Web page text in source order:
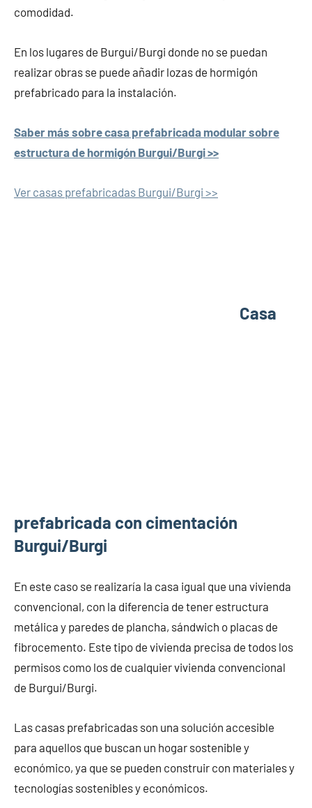
comodidad.
En los lugares de Burgui/Burgi donde no se puedan
realizar obras se puede añadir lozas de hormigón
prefabricado para la instalación.
Saber más sobre casa prefabricada modular sobre
estructura de hormigón Burgui/Burgi >>
Ver casas prefabricadas Burgui/Burgi >>
Casa
prefabricada con cimentación
Burgui/Burgi
En este caso se realizaría la casa igual que una vivienda
convencional, con la diferencia de tener estructura
metálica y paredes de plancha, sándwich o placas de
fibrocemento. Este tipo de vivienda precisa de todos los
permisos como los de cualquier vivienda convencional
de Burgui/Burgi.
Las casas prefabricadas son una solución accesible
para aquellos que buscan un hogar sostenible y
económico, ya que se pueden construir con materiales y
tecnologías sostenibles y económicos.